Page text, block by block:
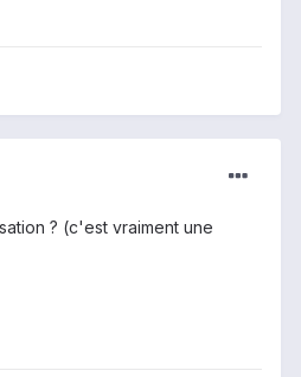
? (c'est vraiment une